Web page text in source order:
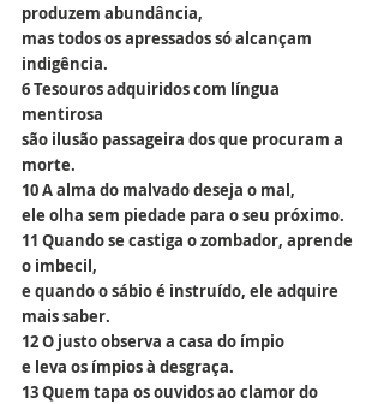
produzem abundância,
mas todos os apressados só alcançam
indigência.
6 Tesouros adquiridos com língua
mentirosa
são ilusão passageira dos que procuram a
morte.
10 A alma do malvado deseja o mal,
ele olha sem piedade para o seu próximo.
11 Quando se castiga o zombador, aprende
o imbecil,
e quando o sábio é instruído, ele adquire
mais saber.
12 O justo observa a casa do ímpio
e leva os ímpios à desgraça.
13 Quem tapa os ouvidos ao clamor do